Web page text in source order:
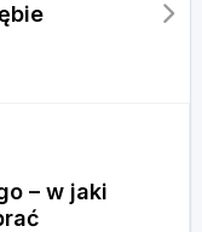
– w jaki